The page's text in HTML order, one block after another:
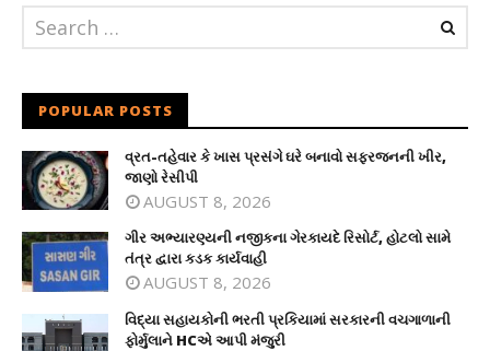
POPULAR POSTS
વ્રત-તહેવાર કે ખાસ પ્રસંગે ઘરે બનાવો સફરજનની ખીર,
જાણો રેસીપી
AUGUST 8, 2026
ગીર અભ્યારણ્યની નજીકના ગેરકાયદે રિસોર્ટ, હોટલો સામે
તંત્ર દ્વારા કડક કાર્યવાહી
AUGUST 8, 2026
વિદ્યા સહાયકોની ભરતી પ્રકિયામાં સરકારની વચગાળાની
ફોર્મુલાને HCએ આપી મંજુરી